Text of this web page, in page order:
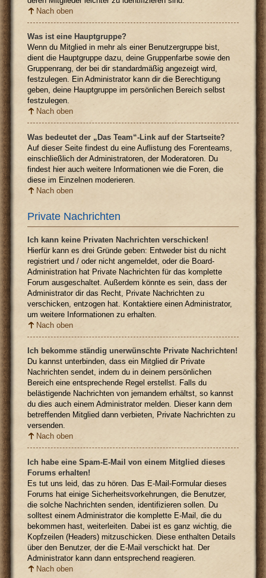
Nach oben
Was ist eine Hauptgruppe?
Wenn du Mitglied in mehr als einer Benutzergruppe bist,
dient die Hauptgruppe dazu, deine Gruppenfarbe sowie den
Gruppenrang, der bei dir standardmäßig angezeigt wird,
festzulegen. Ein Administrator kann dir die Berechtigung
geben, deine Hauptgruppe im persönlichen Bereich selbst
festzulegen.
Nach oben
Was bedeutet der „Das Team“-Link auf der Startseite?
Auf dieser Seite findest du eine Auflistung des Forenteams,
einschließlich der Administratoren, der Moderatoren. Du
findest hier auch weitere Informationen wie die Foren, die
diese im Einzelnen moderieren.
Nach oben
Private Nachrichten
Ich kann keine Privaten Nachrichten verschicken!
Hierfür kann es drei Gründe geben: Entweder bist du nicht
registriert und / oder nicht angemeldet, oder die Board-
Administration hat Private Nachrichten für das komplette
Forum ausgeschaltet. Außerdem könnte es sein, dass der
Administrator dir das Recht, Private Nachrichten zu
verschicken, entzogen hat. Kontaktiere einen Administrator,
um weitere Informationen zu erhalten.
Nach oben
Ich bekomme ständig unerwünschte Private Nachrichten!
Du kannst unterbinden, dass ein Mitglied dir Private
Nachrichten sendet, indem du in deinem persönlichen
Bereich eine entsprechende Regel erstellst. Falls du
belästigende Nachrichten von jemandem erhältst, so kannst
du dies auch einem Administrator melden. Dieser kann dem
betreffenden Mitglied dann verbieten, Private Nachrichten zu
versenden.
Nach oben
Ich habe eine Spam-E-Mail von einem Mitglied dieses
Forums erhalten!
Es tut uns leid, das zu hören. Das E-Mail-Formular dieses
Forums hat einige Sicherheitsvorkehrungen, die Benutzer,
die solche Nachrichten senden, identifizieren sollen. Du
solltest einem Administrator die komplette E-Mail, die du
bekommen hast, weiterleiten. Dabei ist es ganz wichtig, die
Kopfzeilen (Headers) mitzuschicken. Diese enthalten Details
über den Benutzer, der die E-Mail verschickt hat. Der
Administrator kann dann entsprechend reagieren.
Nach oben